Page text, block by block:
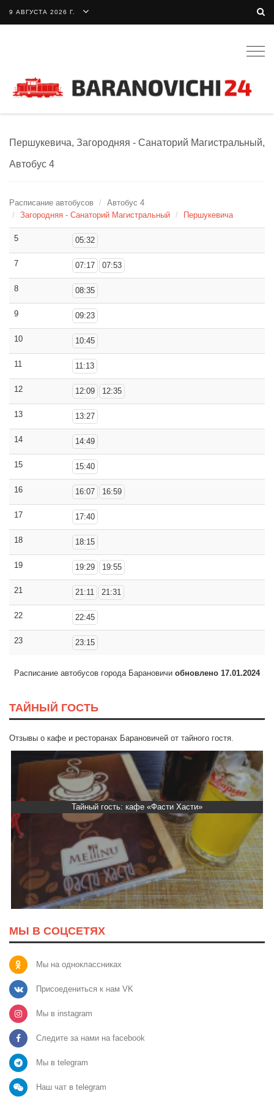
9 АВГУСТА 2026 Г.
Першукевича, Загородняя - Санаторий Магистральный,
Автобус 4
Расписание автобусов
Автобус 4
Загородняя - Санаторий Магистральный
Першукевича
5 05:32
7 07:17 07:53
8 08:35
9 09:23
10 10:45
11 11:13
12 12:09 12:35
13 13:27
14 14:49
15 15:40
16 16:07 16:59
17 17:40
18 18:15
19 19:29 19:55
21 21:11 21:31
22 22:45
23 23:15
Расписание автобусов города Барановичи обновлено 17.01.2024
ТАЙНЫЙ ГОСТЬ
Отзывы о кафе и ресторанах Барановичей от тайного гостя.
Тайный гость: кафе «Фасти Хасти»
МЫ В СОЦСЕТЯХ
Мы на одноклассниках
Присоедениться к нам VK
Мы в instagram
Следите за нами на facebook
Мы в telegram
Наш чат в telegram